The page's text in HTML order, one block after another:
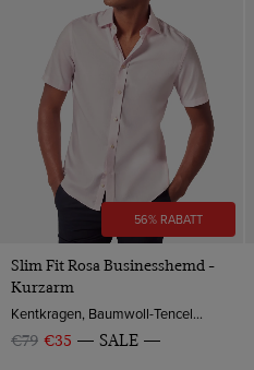
56% RABATT
Slim Fit Rosa Businesshemd -
Kurzarm
Kentkragen, Baumwoll-Tencel™-Mischung
€79 €35 SALE